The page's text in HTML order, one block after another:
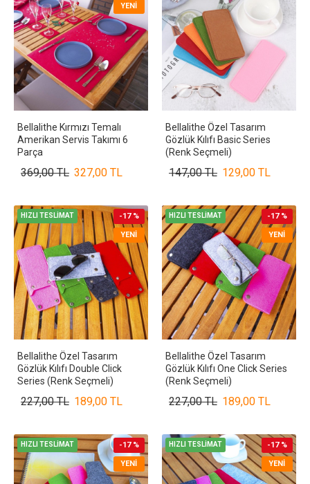
YENI
Bellalithe Kırmızı Temalı
Amerikan Servis Takımı 6
Parça
327,00 TL
369,00 TL
Bellalithe Özel Tasarım
Gözlük Kılıfı Basic Series
(Renk Seçmeli)
129,00 TL
147,00 TL
HIZLI TESLİMAT
YENI
-17 %
Bellalithe Özel Tasarım
Gözlük Kılıfı Double Click
Series (Renk Seçmeli)
189,00 TL
227,00 TL
HIZLI TESLİMAT
YENI
-17 %
Bellalithe Özel Tasarım
Gözlük Kılıfı One Click Series
(Renk Seçmeli)
189,00 TL
227,00 TL
HIZLI TESLİMAT
YENI
-17 % HIZLI TESLİMAT
YENI
-17 %